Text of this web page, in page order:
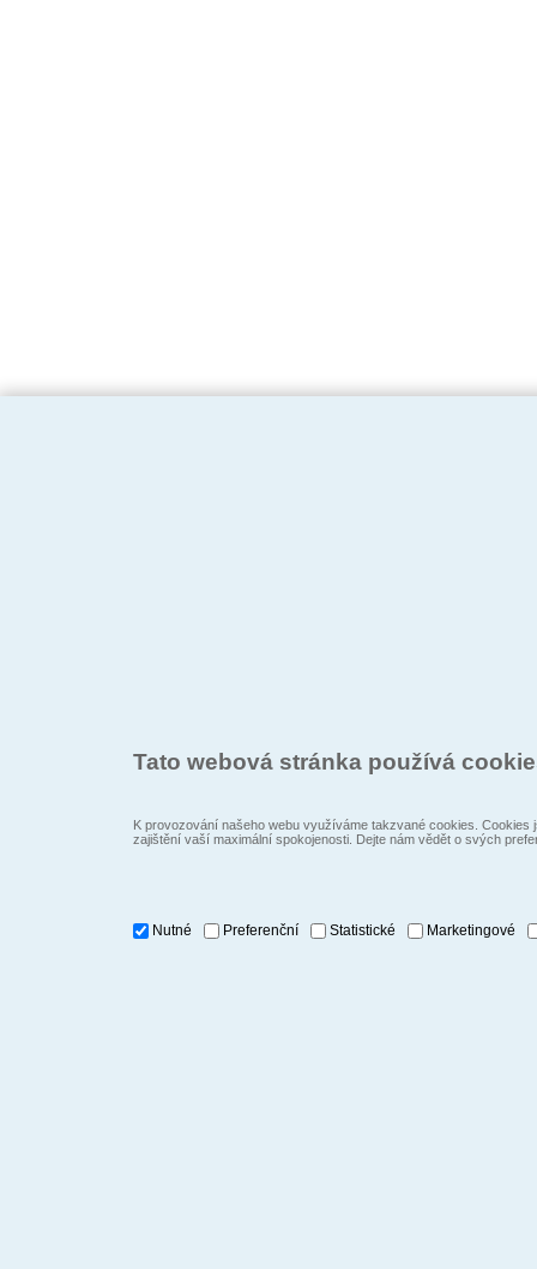
Tato webová stránka používá
K provozování našeho webu využíváme takzvané cookies.
zajištění vaší maximální spokojenosti. Dejte nám vědět o svých
Nutné Preferenční Statistické Marketingové